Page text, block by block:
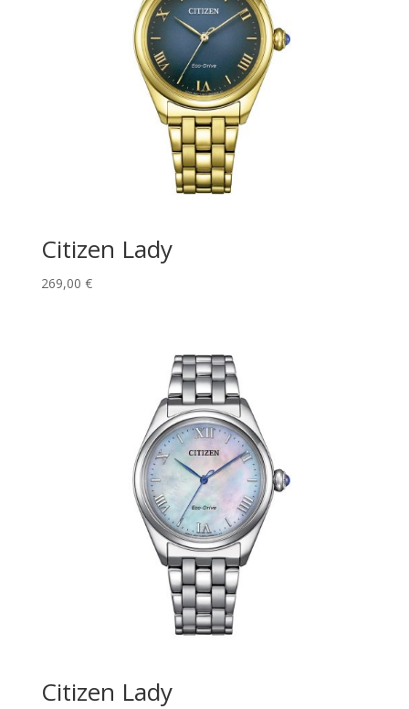
Citizen Lady
269,00 €
Citizen Lady